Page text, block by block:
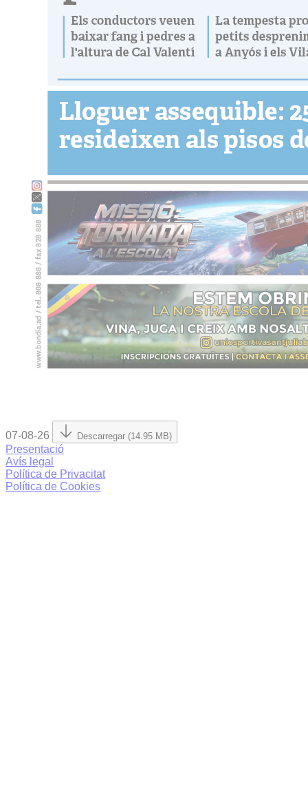
07-08-26 Descarregar (14.95 MB)
Presentació
Avís legal
Política de Privacitat
Política de Cookies